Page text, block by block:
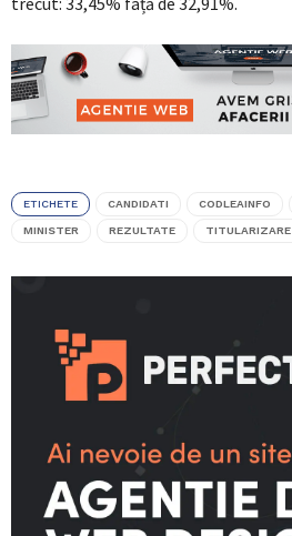
ETICHETE CANDIDATI CODLEAINFO
MINISTER REZULTATE TITULARIZARE